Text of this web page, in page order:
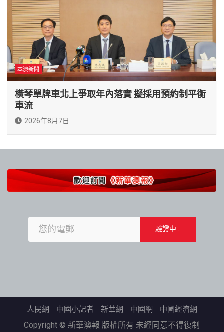
本澳新聞
橫琴單牌車北上爭取年內落實 擬採用預約制平衡
車流
2026年8月7日
人民網 中國小記者 新華網 中國網 中國經濟網
Copyright © 新華澳報 版權所有 未經同意不得復制